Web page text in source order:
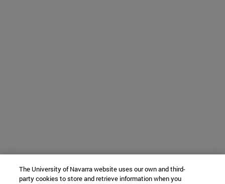
The University of Navarra website uses our own and third-
party cookies to store and retrieve information when you